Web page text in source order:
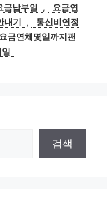
금납부일 ,
요금연
내기 ,
통신비연정
금연체몇일까지괜
검색